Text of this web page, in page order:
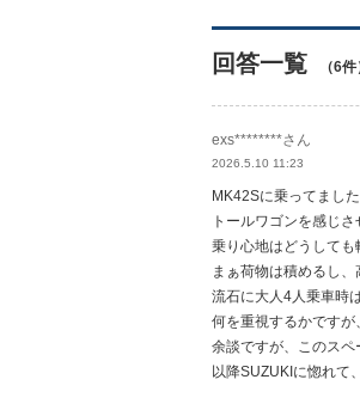
回答一覧 （6件
exs********さん
2026.5.10 11:23
MK42Sに乗ってました
トールワゴンを感じさ
乗り心地はどうしても
まぁ荷物は積めるし
流石に大人4人乗車時
何を重視するかですが
余談ですが、このスペ
以降SUZUKIに惚れて